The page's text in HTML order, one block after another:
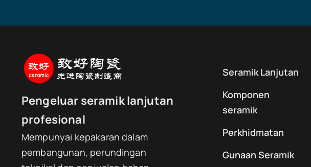
Pengeluar seramik lanjutan
profesional
Mempunyai kepakaran dalam
pembangunan, perundingan
Seramik Lanjutan
Komponen
seramik
Perkhidmatan
Gunaan Seramik